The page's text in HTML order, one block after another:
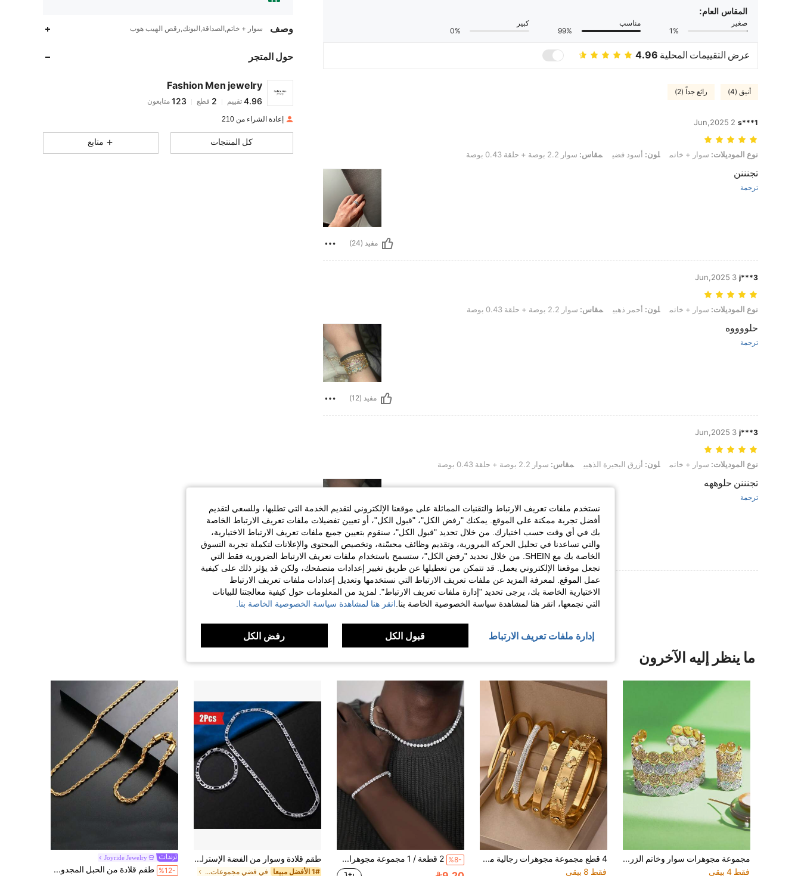
المقاس العام:
صغير
1%
مناسب
99%
كبير
0%
عرض التقييمات المحلية 4.96
أنيق (4) رائع جداً (2)
s***1
2 Jun,2025
نوع الموديلات: سوار + خاتم, لون: أسود فضي, مقاس: سوار 2.2 بوصة + حلقة 0.43 بوصة
نوع الموديلات: سوار + خاتم لون: أسود فضي مقاس: سوار 2.2 بوصة + حلقة 0.43 بوصة
تجنننن
ترجمة
مفيد (24)
j***3
3 Jun,2025
نوع الموديلات: سوار + خاتم, لون: أحمر ذهبي, مقاس: سوار 2.2 بوصة + حلقة 0.43 بوصة
نوع الموديلات: سوار + خاتم لون: أحمر ذهبي مقاس: سوار 2.2 بوصة + حلقة 0.43 بوصة
حلووووه
ترجمة
مفيد (12)
j***3
3 Jun,2025
نوع الموديلات: سوار + خاتم, لون: أزرق البحيرة الذهبي, مقاس: سوار 2.2 بوصة + حلقة 0.43 بوصة
نوع الموديلات: سوار + خاتم لون: أزرق البحيرة الذهبي مقاس: سوار 2.2 بوصة + حلقة 0.43 بوصة
تجنننن حلوههه
ترجمة
مفيد (12)
عرض المزيد من المراجعات
وصف سوار + خاتم,الصداقة,البونك,رقص الهيب هوب
حول المتجر
Fashion Men jewelry
4.96
4.96
تقييم
a***3 تمت متابعةمنذ 1 يوم
4.96
2
إعادة الشراء من 210
كل المنتجات متابع
ما ينظر إليه الآخرون
مجموعة مجوهرات سوار وخاتم الزركونيا المطلي بالمينا على شكل برق، خاتم وجه مبتسم لامع من الزركونيا، سوار قابل للتعديل من النحاس المطلي بالذهب عيار 18 قيراط مع وجه مبتسم من الزركونيا، مناسب كهدية مجوهرات لعيد الحب
فقط 4 بيقي
4 قطع مجموعة مجوهرات رجالية مطلية بالذهب عيار 18 قيراط من الفولاذ المقاوم للصدأ، مقاومة للماء والتلاشي، سوار بزهرة خماسية الأوراق ثلاثية الأبعاد، سوار بأزرار زهرة رباعية الأوراق مرصعة بالزركونيا، سوار بأزرار رسم ورقة البرسيم رباعية الأوراق، مناسبة للارتداء اليومي والحفلات والهدايا للعائلة والأصدقاء وعيد الحب وعيد الميلاد
فقط 8 بيقي
%8- 2 قطعة / 1 مجموعة مجوهرات سلسلة تنس بتصميم هندسي دائري مزينة بالزركونيا المكعبة على طراز هيب هوب عصري، مناسبة للارتداء اليومي للرجال، هدية عيد ميلاد للصديق طقم قلادة وسوار من الفضة الإسترليني المطلي بطراز فيجارو للرجال، أنيق وعصري، مجموعة مجوهرات هيب هوب أنيقة للحفلات
1# الأفضل مبيعا في فضي مجموعات مجوهرات الرجال
Joyride Jewelry
%12- طقم قلادة من الحبل المجدول من الفولاذ المقاوم للصدأ 316L، متعدد الاستخدامات، سعر الجملة
نستخدم ملفات تعريف الارتباط والتقنيات المماثلة على موقعنا الإلكتروني لتقديم الخدمة التي تطلبها، وللسعي لتقديم
أفضل تجربة ممكنة على الموقع. يمكنك "رفض الكل"، "قبول الكل"، أو تعيين تفضيلات ملفات تعريف الارتباط الخاصة
بك في أي وقت حسب اختيارك. من خلال تحديد "قبول الكل"، سنقوم بتعيين جميع ملفات تعريف الارتباط الاختيارية،
والتي تساعدنا في تحليل الحركة المرورية، وتقديم وظائف محسّنة، وتخصيص المحتوى والإعلانات لتكملة تجربة التسوق
الخاصة بك مع SHEIN. من خلال تحديد "رفض الكل"، ستسمح باستخدام ملفات تعريف الارتباط الضرورية فقط التي
تجعل موقعنا الإلكتروني يعمل. قد تتمكن من تعطيلها عن طريق تغيير إعدادات متصفحك، ولكن قد يؤثر ذلك على كيفية
عمل الموقع. لمعرفة المزيد عن ملفات تعريف الارتباط التي نستخدمها وتعديل إعدادات ملفات تعريف الارتباط
الاختيارية الخاصة بك، يرجى تحديد "إدارة ملفات تعريف الارتباط". لمزيد من المعلومات حول كيفية معالجتنا للبيانات
التي نجمعها، انقر هنا لمشاهدة سياسة الخصوصية الخاصة بنا. انقر هنا لمشاهدة سياسة الخصوصية الخاصة بنا.
إدارة ملفات تعريف الارتباط قبول الكل رفض الكل